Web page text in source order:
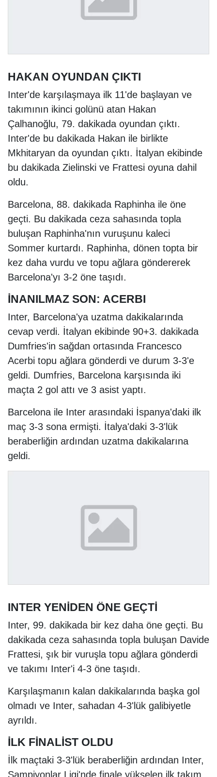
HAKAN OYUNDAN ÇIKTI
Inter'de karşılaşmaya ilk 11'de başlayan ve
takımının ikinci golünü atan Hakan
Çalhanoğlu, 79. dakikada oyundan çıktı.
Inter'de bu dakikada Hakan ile birlikte
Mkhitaryan da oyundan çıktı. İtalyan ekibinde
bu dakikada Zielinski ve Frattesi oyuna dahil
oldu.
Barcelona, 88. dakikada Raphinha ile öne
geçti. Bu dakikada ceza sahasında topla
buluşan Raphinha'nın vuruşunu kaleci
Sommer kurtardı. Raphinha, dönen topta bir
kez daha vurdu ve topu ağlara göndererek
Barcelona'yı 3-2 öne taşıdı.
İNANILMAZ SON: ACERBI
Inter, Barcelona'ya uzatma dakikalarında
cevap verdi. İtalyan ekibinde 90+3. dakikada
Dumfries'in sağdan ortasında Francesco
Acerbi topu ağlara gönderdi ve durum 3-3'e
geldi. Dumfries, Barcelona karşısında iki
maçta 2 gol attı ve 3 asist yaptı.
Barcelona ile Inter arasındaki İspanya'daki ilk
maç 3-3 sona ermişti. İtalya'daki 3-3'lük
beraberliğin ardından uzatma dakikalarına
geldi.
INTER YENİDEN ÖNE GEÇTİ
Inter, 99. dakikada bir kez daha öne geçti. Bu
dakikada ceza sahasında topla buluşan Davide
Frattesi, şık bir vuruşla topu ağlara gönderdi
ve takımı Inter'i 4-3 öne taşıdı.
Karşılaşmanın kalan dakikalarında başka gol
olmadı ve Inter, sahadan 4-3'lük galibiyetle
ayrıldı.
İLK FİNALİST OLDU
İlk maçtaki 3-3'lük beraberliğin ardından Inter,
Şampiyonlar Ligi'nde finale yükselen ilk takım